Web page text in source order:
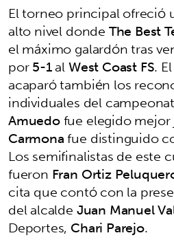
El torneo principal ofreció
alto nivel dondeThe Best
el máximo galardón tras
por5-1alWest Coast FS.
acaparó también los
individuales del
Amuedofue elegido
Carmonafue distinguido
Los semifinalistas de este
fueron Fran Ortiz
cita que contó con la
del alcaldeJuan Manuel
Deportes, Chari Parejo.